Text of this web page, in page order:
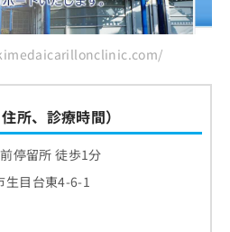
所、診療時間）
停留所 徒歩1分
生目台東4-6-1